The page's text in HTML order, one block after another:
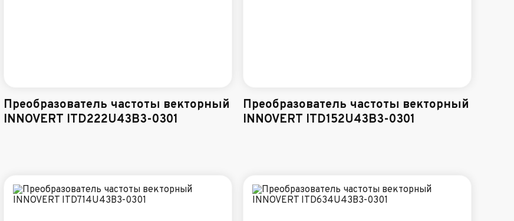
Преобразователь частоты векторный
INNOVERT ITD222U43B3-0301
Преобразователь частоты векторный
INNOVERT ITD152U43B3-0301